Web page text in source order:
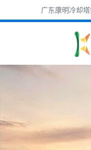
广东康明冷却